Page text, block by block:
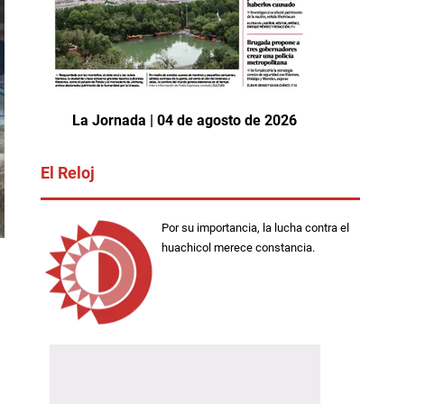
La Jornada | 04 de agosto de 2026
El Reloj
Por su importancia, la lucha contra el
huachicol merece constancia.